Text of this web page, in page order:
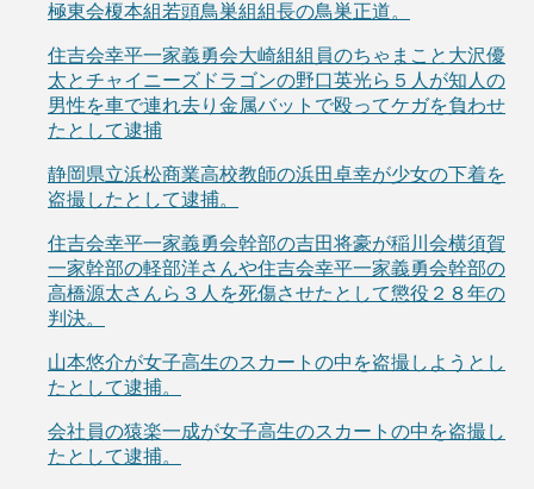
極東会榎本組若頭鳥巣組組長の鳥巣正道。
住吉会幸平一家義勇会大崎組組員のちゃまこと大沢優
太とチャイニーズドラゴンの野口英光ら５人が知人の
男性を車で連れ去り金属バットで殴ってケガを負わせ
たとして逮捕
静岡県立浜松商業高校教師の浜田卓幸が少女の下着を
盗撮したとして逮捕。
住吉会幸平一家義勇会幹部の吉田将豪が稲川会横須賀
一家幹部の軽部洋さんや住吉会幸平一家義勇会幹部の
高橋源太さんら３人を死傷させたとして懲役２８年の
判決。
山本悠介が女子高生のスカートの中を盗撮しようとし
たとして逮捕。
会社員の猿楽一成が女子高生のスカートの中を盗撮し
たとして逮捕。